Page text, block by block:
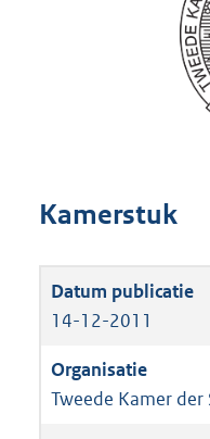
Kamerstuk
14-12-2011
Tweede Kamer